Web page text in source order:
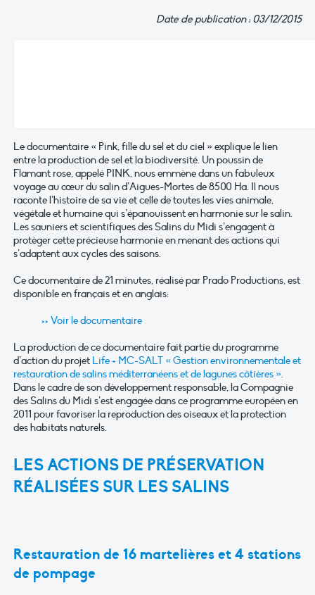
Date de publication : 03/12/2015
Le documentaire « Pink, fille du sel et du ciel » explique le lien
entre la production de sel et la biodiversité. Un poussin de
Flamant rose, appelé PINK, nous emmène dans un fabuleux
voyage au cœur du salin d’Aigues-Mortes de 8500 Ha. Il nous
raconte l’histoire de sa vie et celle de toutes les vies animale,
végétale et humaine qui s’épanouissent en harmonie sur le salin.
Les sauniers et scientifiques des Salins du Midi s’engagent à
protèger cette précieuse harmonie en menant des actions qui
s’adaptent aux cycles des saisons.
Ce documentaire de 21 minutes, réalisé par Prado Productions, est
disponible en français et en anglais:
>> Voir le documentaire
La production de ce documentaire fait partie du programme
d’action du projet Life + MC-SALT « Gestion environnementale et
restauration de salins méditerranéens et de lagunes côtières »
Dans le cadre de son développement responsable, la Compagnie
des Salins du Midi s’est engagée dans ce programme européen en
2011 pour favoriser la reproduction des oiseaux et la protection
des habitats naturels.
LES ACTIONS DE PRÉSERVATION
RÉALISÉES SUR LES SALINS
Restauration de 16 martelières et 4 stations
de pompage